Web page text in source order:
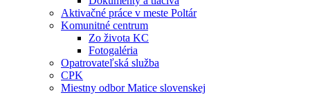
Aktivačné práce v meste Poltár
Komunitné centrum
Zo života KC
Fotogaléria
Opatrovateľská služba
CPK
Miestny odbor Matice slovenskej